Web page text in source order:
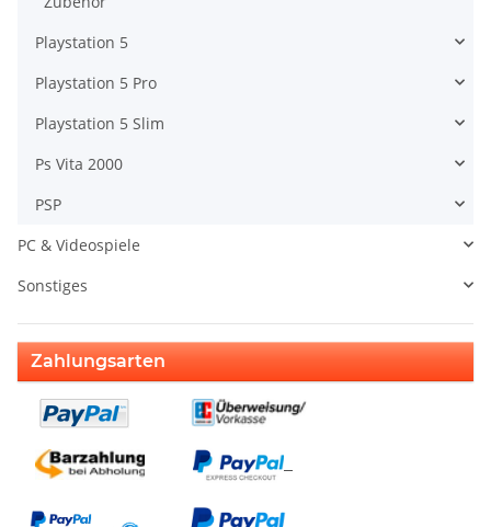
Playstation 5
Playstation 5 Pro
Playstation 5 Slim
Ps Vita 2000
PSP
PC & Videospiele
Sonstiges
Zahlungsarten